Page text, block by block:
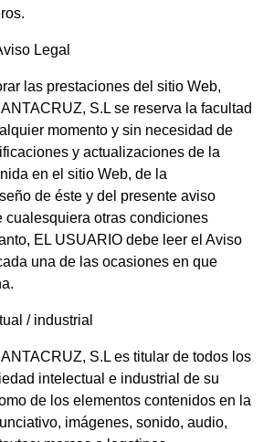
Legal
las prestaciones del sitio Web,
S.L se reserva la facultad
momento y sin necesidad de
y actualizaciones de la
en el sitio Web, de la
de éste y del presente aviso
cualesquiera otras condiciones
EL USUARIO debe leer el Aviso
una de las ocasiones en que
/ industrial
S.L es titular de todos los
intelectual e industrial de su
de los elementos contenidos en la
imágenes, sonido, audio,